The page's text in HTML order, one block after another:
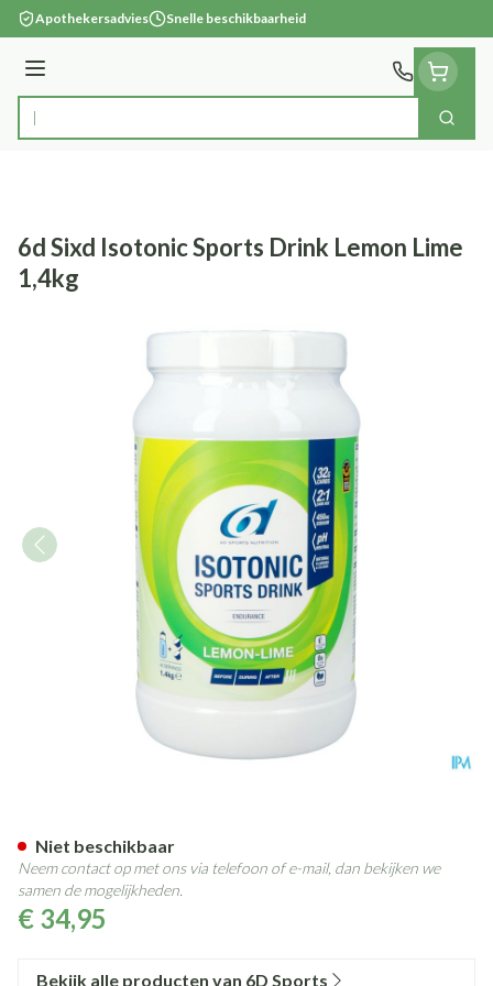
Ga naar de inhoud
Apothekersadvies Snelle beschikbaarheid
Menu
Product, merk, categorie... Zoek
6d Sixd Isotonic Sports Drink Lemon Lime
1,4kg
€ 34,95
Niet beschikbaar
Neem contact op met ons via telefoon of e-mail, dan bekijken we
samen de mogelijkheden.
Bekijk alle producten van 6D Sports